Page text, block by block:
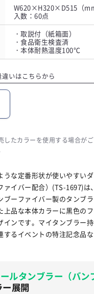
W620×H320×D515（mm
入数：60点
・取説付（紙箱面）
・食品衛生検査済
・本体耐熱温度100℃
いはこちらから
したカラーを使用する場合がご
うな定番形状が使いやすい
ァイバー配合）(TS-1697)は
ブーファイバー製のタンブ
上品な本体カラーに黒色の
インです。マイタンブラー
するイベントの特注記念品な
ルタンブラー（バン
ー展開